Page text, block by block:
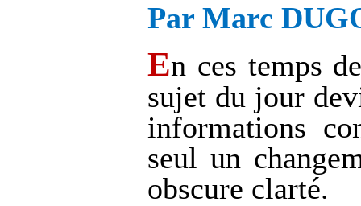
Par Marc
En ces temps
sujet du jour
informations
seul un
obscure clarté.